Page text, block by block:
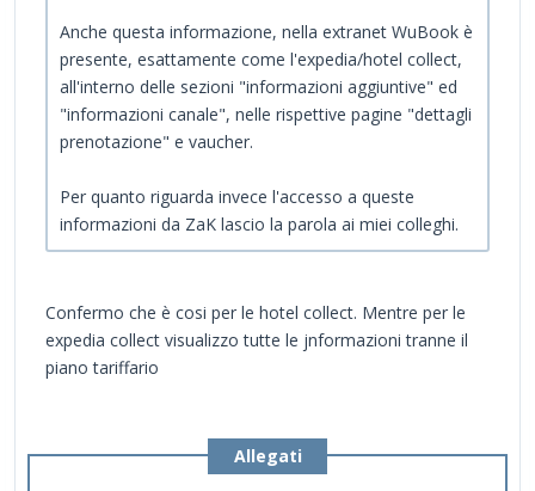
Anche questa informazione, nella extranet WuBook è
presente, esattamente come l'expedia/hotel collect,
all'interno delle sezioni "informazioni aggiuntive" ed
"informazioni canale", nelle rispettive pagine "dettagli
prenotazione" e vaucher.
Per quanto riguarda invece l'accesso a queste
informazioni da ZaK lascio la parola ai miei colleghi.
Confermo che è cosi per le hotel collect. Mentre per le
expedia collect visualizzo tutte le jnformazioni tranne il
piano tariffario
Allegati